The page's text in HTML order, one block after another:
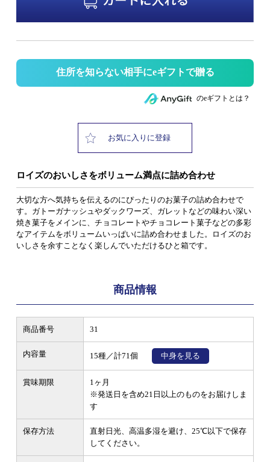
住所を知らない相手にeギフトで贈る
のeギフトとは？
お気に入りに登録
ロイズのおいしさをボリューム満点に詰め合わせ
大切な方へ気持ちを伝えるのにぴったりのお菓子の詰め合わせで
す。ガトーガナッシュやダックワーズ、ガレットなどの味わい深い
焼き菓子をメインに、チョコレートやチョコレート菓子などの多彩
なアイテムをボリュームいっぱいに詰め合わせました。ロイズのお
いしさを余すことなく楽しんでいただけるひと箱です。
商品情報
商品番号 31
内容量 15種／計71個 中身を見る
賞味期限
1ヶ月
※発送日を含め21日以上のものをお届けしま
す
保存方法
直射日光、高温多湿を避け、25℃以下で保存
してください。